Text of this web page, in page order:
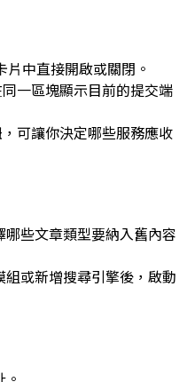
中直接開啟或關閉。
一區塊顯示目前的提交端
可讓你決定哪些服務應收
哪些文章類型要納入舊內容
組或新增搜尋引擎後，啟動